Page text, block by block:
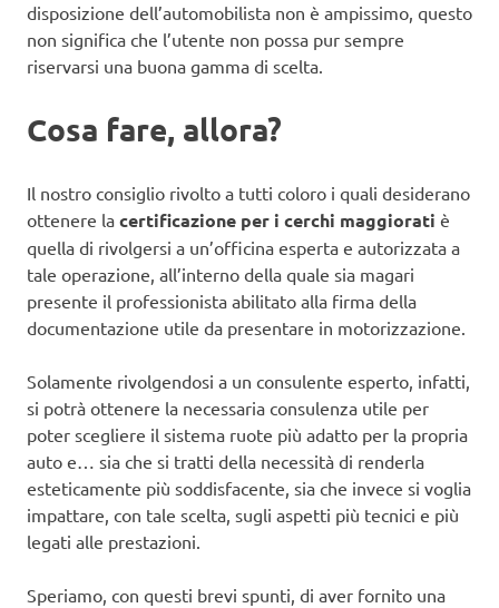
disposizione dell’automobilista non è ampissimo, questo
non significa che l’utente non possa pur sempre
riservarsi una buona gamma di scelta.
Cosa fare, allora?
Il nostro consiglio rivolto a tutti coloro i quali desiderano
ottenere la certificazione per i cerchi maggiorati è
quella di rivolgersi a un’officina esperta e autorizzata a
tale operazione, all’interno della quale sia magari
presente il professionista abilitato alla firma della
documentazione utile da presentare in motorizzazione.
Solamente rivolgendosi a un consulente esperto, infatti,
si potrà ottenere la necessaria consulenza utile per
poter scegliere il sistema ruote più adatto per la propria
auto e… sia che si tratti della necessità di renderla
esteticamente più soddisfacente, sia che invece si voglia
impattare, con tale scelta, sugli aspetti più tecnici e più
legati alle prestazioni.
Speriamo, con questi brevi spunti, di aver fornito una